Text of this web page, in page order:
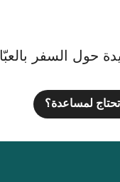
السفر
لمساعدة؟